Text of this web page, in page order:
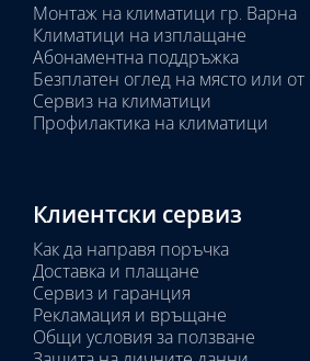
Монтаж на климатици гр. Варна
Климатици на изплащане
Абонаментна поддръжка
Безплатен оглед на място или от
Сервиз на климатици
Профилактика на климатици
Клиентски сервиз
Как да направя поръчка
Доставка и плащане
Сервиз и гаранция
Рекламация и връщане
Общи условия за ползване